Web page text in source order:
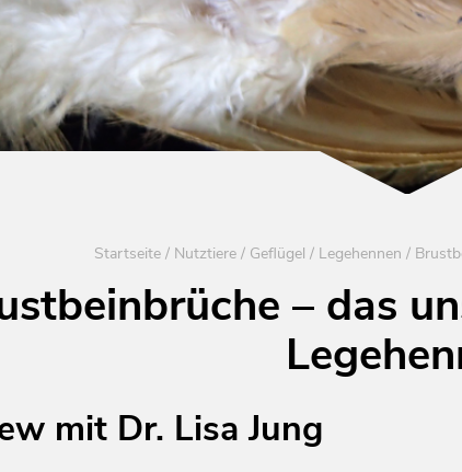
Startseite/ Nutztiere/ Geflügel / Legehennen /
– das
mit Dr. Lisa Jung